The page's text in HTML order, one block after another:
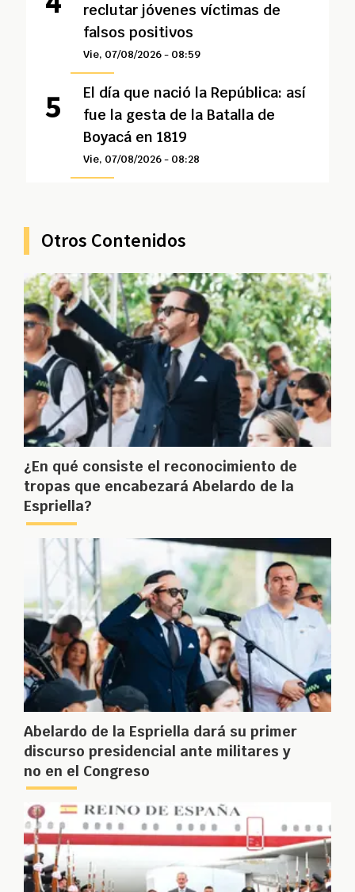
reclutar jóvenes víctimas de
falsos positivos
Vie, 07/08/2026 - 08:59
El día que nació la República: así
fue la gesta de la Batalla de
Boyacá en 1819
Vie, 07/08/2026 - 08:28
Otros Contenidos
¿En qué consiste el reconocimiento de
tropas que encabezará Abelardo de la
Espriella?
Abelardo de la Espriella dará su primer
discurso presidencial ante militares y
no en el Congreso